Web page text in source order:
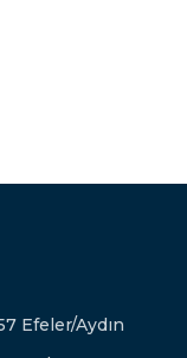
Efeler/Aydın